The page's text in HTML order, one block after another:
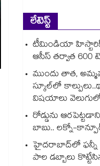
లేటెస్ట్
టీమిండియా
ఆసీస్ తర్వాత 600
ముందు తాత,
స్కూల్‌లో
విషయాలు
రోడ్డును
బాబు.. లక్నో-
హైదరాబాద్‌లో ఫన్నీ
పాల డబ్బాలు